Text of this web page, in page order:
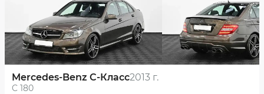
Mercedes-Benz C-Класс2013 г.
C 180